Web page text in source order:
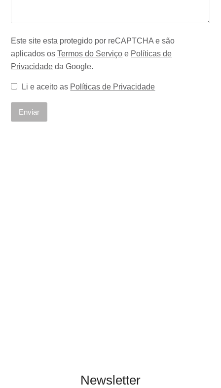
Este site esta protegido por reCAPTCHA e são
aplicados osTermos do Serviço e Políticas de
Privacidade da Google.
Li e aceito as Políticas de Privacidade
Newsletter